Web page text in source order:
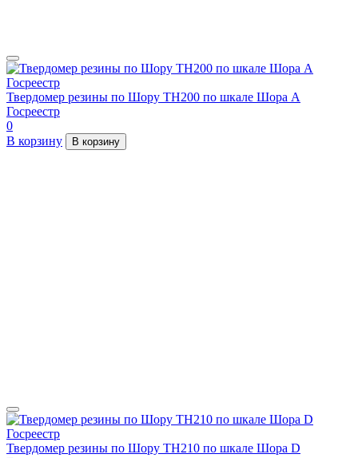
Твердомер резины по Шору TH200 по шкале Шора А
Госреестр
0
В корзину
В корзину
Твердомер резины по Шору TH210 по шкале Шора D